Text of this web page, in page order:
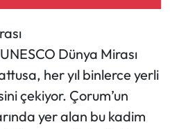
Dünya Mirası
her yıl binlerce yerli
çekiyor. Çorum’un
yer alan bu kadim